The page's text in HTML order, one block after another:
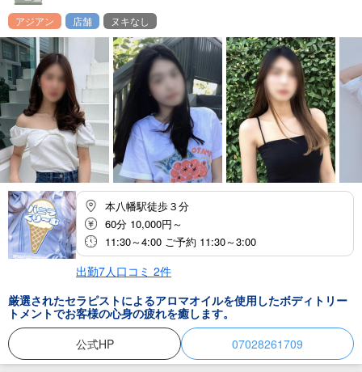
アジアン 店舗 ヌキなし
本八幡駅徒歩３分
60分 10,000円～
11:30～4:00 ご予約 11:30～3:00
出勤7人口コミ 2件
厳選されたセラピストによるアロマオイルを使用したボディトリー
トメントでお客様の心身の疲れを癒します。
公式HP
07028261709